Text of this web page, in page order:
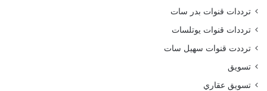
ترددات قنوات بدر سات
ترددات قنوات يوتلسات
ترددت قنوات سهيل سات
تسويق
تسويق عقاري